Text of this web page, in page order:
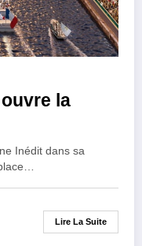
la
Inédit dans sa
Lire La Suite